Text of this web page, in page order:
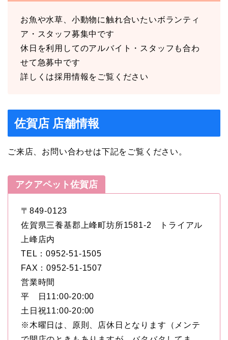
お魚や水草、小動物に触れ合いたいボランティ
ア・スタッフ募集中です
休日を利用してのアルバイト・スタッフも合わ
せて急募中です
詳しくは採用情報をご覧ください
佐賀店 店舗情報
ご来店、お問い合わせは下記をご覧ください。
アクアペット佐賀店
〒849-0123
佐賀県三養基郡上峰町坊所1581-2 トライアル
上峰店内
TEL：0952-51-1505
FAX：0952-51-1507
営業時間
平 日11:00-20:00
土日祝11:00-20:00
※木曜日は、原則、店休日となります（メンテ